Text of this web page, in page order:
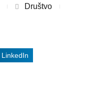
Društvo
LinkedIn